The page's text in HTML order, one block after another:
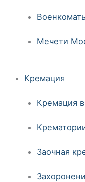
Мечети
Кремация
Кремация
Заочная